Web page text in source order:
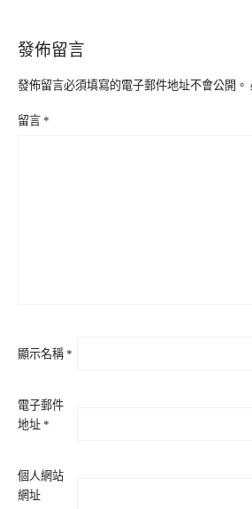
發佈留言
發佈留言必須填寫的電子郵件地址不會公開。
留言 *
顯示名稱 *
電子郵件
地址 *
個人網站
網址